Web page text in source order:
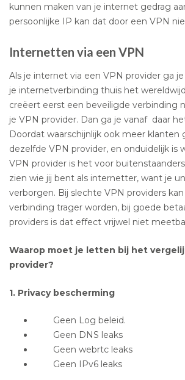
kunnen maken van je internet gedrag
persoonlijke IP kan dat door een VPN
Internetten via een VPN
Als je internet via een VPN provider ga
je internetverbinding thuis het
creëert eerst een beveiligde verbinding
je VPN provider. Dan ga je vanaf daar
Doordat waarschijnlijk ook meer klanten
dezelfde VPN provider, en onduidelijk is
VPN provider is het voor
zien wie jij bent als internetter, want je
verborgen. Bij slechte VPN providers
verbinding trager worden, bij goede
providers is dat effect vrijwel niet
Waarop moet je letten bij het
provider?
1. Privacy bescherming
Geen Log beleid.
Geen DNS leaks
Geen webrtc leaks
Geen IPv6 leaks